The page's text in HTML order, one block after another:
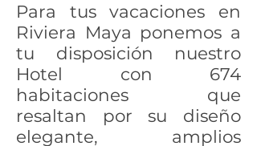
Para tus vacaciones en
Riviera Maya ponemos a
tu disposición nuestro
Hotel con 674
habitaciones que
resaltan por su diseño
elegante, amplios